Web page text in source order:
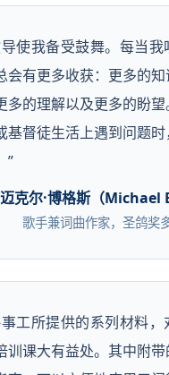
使我备受鼓舞。每当我
会有更多收获：更多的
多的理解以及更多的盼
基督徒生活上遇到问题
”
尔·博格斯（Michael
歌手兼词曲作家，圣鸽奖
工所提供的系列材料，
训课大有益处。其中附